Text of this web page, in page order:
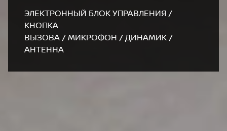
ЭЛЕКТРОННЫЙ БЛОК УПРАВЛЕНИЯ /
КНОПКА
ВЫЗОВА / МИКРОФОН / ДИНАМИК /
АНТЕННА